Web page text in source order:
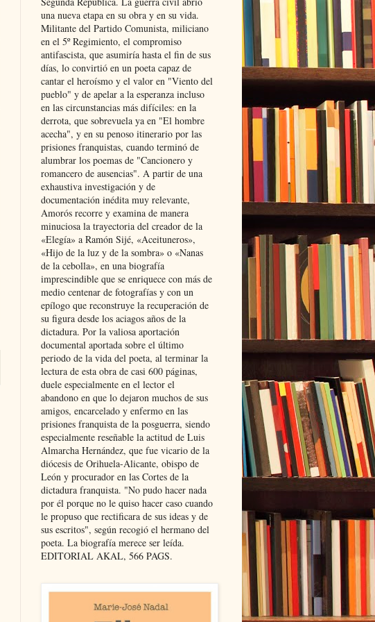
una nueva etapa en su obra y en su vida.
Militante del Partido Comunista, miliciano
en el 5º Regimiento, el compromiso
antifascista, que asumiría hasta el fin de sus
días, lo convirtió en un poeta capaz de
cantar el heroísmo y el valor en "Viento del
pueblo" y de apelar a la esperanza incluso
en las circunstancias más difíciles: en la
derrota, que sobrevuela ya en "El hombre
acecha", y en su penoso itinerario por las
prisiones franquistas, cuando terminó de
alumbrar los poemas de "Cancionero y
romancero de ausencias". A partir de una
exhaustiva investigación y de
documentación inédita muy relevante,
Amorós recorre y examina de manera
minuciosa la trayectoria del creador de la
«Elegía» a Ramón Sijé, «Aceituneros»,
«Hijo de la luz y de la sombra» o «Nanas
de la cebolla», en una biografía
imprescindible que se enriquece con más de
medio centenar de fotografías y con un
epílogo que reconstruye la recuperación de
su figura desde los aciagos años de la
dictadura. Por la valiosa aportación
documental aportada sobre el último
periodo de la vida del poeta, al terminar la
lectura de esta obra de casi 600 páginas,
duele especialmente en el lector el
abandono en que lo dejaron muchos de sus
amigos, encarcelado y enfermo en las
prisiones franquista de la posguerra, siendo
especialmente reseñable la actitud de Luis
Almarcha Hernández, que fue vicario de la
diócesis de Orihuela-Alicante, obispo de
León y procurador en las Cortes de la
dictadura franquista. "No pudo hacer nada
por él porque no le quiso hacer caso cuando
le propuso que rectificara de sus ideas y de
sus escritos", según recogió el hermano del
poeta. La biografía merece ser leída.
EDITORIAL AKAL, 566 PAGS.